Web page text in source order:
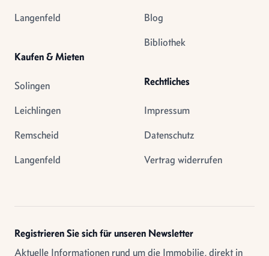
Langenfeld
Kaufen & Mieten
Solingen
Leichlingen
Remscheid
Langenfeld
Blog
Bibliothek
Rechtliches
Impressum
Datenschutz
Vertrag widerrufen
Registrieren Sie sich für unseren Newsletter
Aktuelle Informationen rund um die Immobilie, direkt in